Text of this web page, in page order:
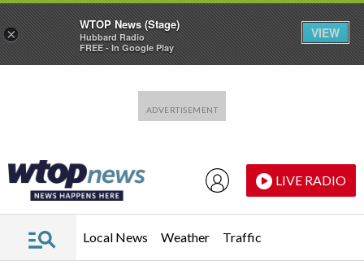
LIVE RADIO
Local News Weather Traffic
×
WTOP News (Stage)
Hubbard Radio
FREE - In Google Play
VIEW